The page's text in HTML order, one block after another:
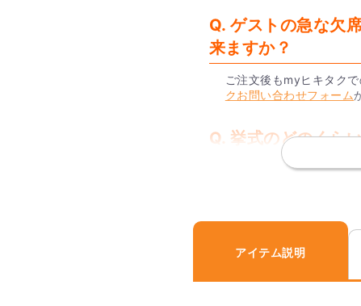
Q. ゲストの急な欠
来ますか？
ご注文後もmyヒキタク
クお問い合わせフォーム
Q. 挙式のどのくら
出席するゲストが確定
Q. パソコン・スマ
アイテム説明